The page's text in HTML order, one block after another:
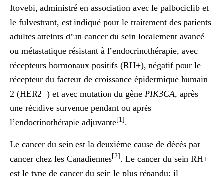
Itovebi, administré en association avec le palbociclib et
le fulvestrant, est indiqué pour le traitement des patients
adultes atteints d’un cancer du sein localement avancé
ou métastatique résistant à l’endocrinothérapie, avec
récepteurs hormonaux positifs (RH+), négatif pour le
récepteur du facteur de croissance épidermique humain
2 (HER2−) et avec mutation du gène PIK3CA, après
une récidive survenue pendant ou après
l’endocrinothérapie adjuvante[1].
Le cancer du sein est la deuxième cause de décès par
cancer chez les Canadiennes[2]. Le cancer du sein RH+
est le type de cancer du sein le plus répandu; il